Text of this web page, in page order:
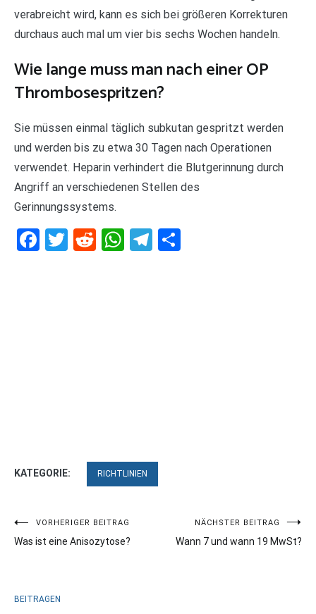
verabreicht wird, kann es sich bei größeren Korrekturen
durchaus auch mal um vier bis sechs Wochen handeln.
Wie lange muss man nach einer OP
Thrombosespritzen?
Sie müssen einmal täglich subkutan gespritzt werden
und werden bis zu etwa 30 Tagen nach Operationen
verwendet. Heparin verhindert die Blutgerinnung durch
Angriff an verschiedenen Stellen des
Gerinnungssystems.
Facebook
Twitter
RedditWhatsApp
Telegram
KATEGORIE: RICHTLINIEN
Beitragsnavigation
VORHERIGER BEITRAG
Was ist eine Anisozytose?
NÄCHSTER BEITRAG
Wann 7 und wann 19 MwSt?
BEITRAGEN